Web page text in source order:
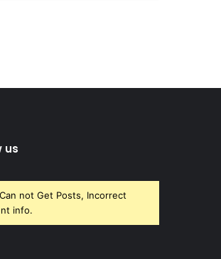
us
not Get Posts, Incorrect
info.